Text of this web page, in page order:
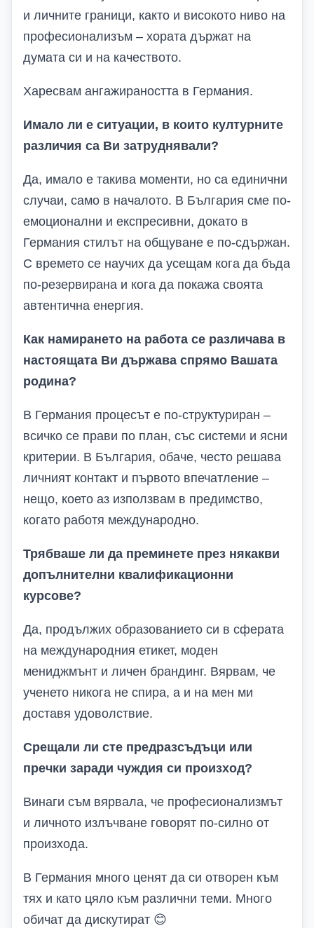
и личните граници, както и високото ниво на
професионализъм – хората държат на
думата си и на качеството.
Харесвам ангажираността в Германия.
Имало ли е ситуации, в които културните
различия са Ви затруднявали?
Да, имало е такива моменти, но са единични
случаи, само в началото. В България сме по-
емоционални и експресивни, докато в
Германия стилът на общуване е по-сдържан.
С времето се научих да усещам кога да бъда
по-резервирана и кога да покажа своята
автентична енергия.
Как намирането на работа се различава в
настоящата Ви държава спрямо Вашата
родина?
В Германия процесът е по-структуриран –
всичко се прави по план, със системи и ясни
критерии. В България, обаче, често решава
личният контакт и първото впечатление –
нещо, което аз използвам в предимство,
когато работя международно.
Трябваше ли да преминете през някакви
допълнителни квалификационни
курсове?
Да, продължих образованието си в сферата
на международния етикет, моден
мениджмънт и личен брандинг. Вярвам, че
ученето никога не спира, а и на мен ми
доставя удоволствие.
Срещали ли сте предразсъдъци или
пречки заради чуждия си произход?
Винаги съм вярвала, че професионализмът
и личното излъчване говорят по-силно от
произхода.
В Германия много ценят да си отворен към
тях и като цяло към различни теми. Много
обичат да дискутират 😊